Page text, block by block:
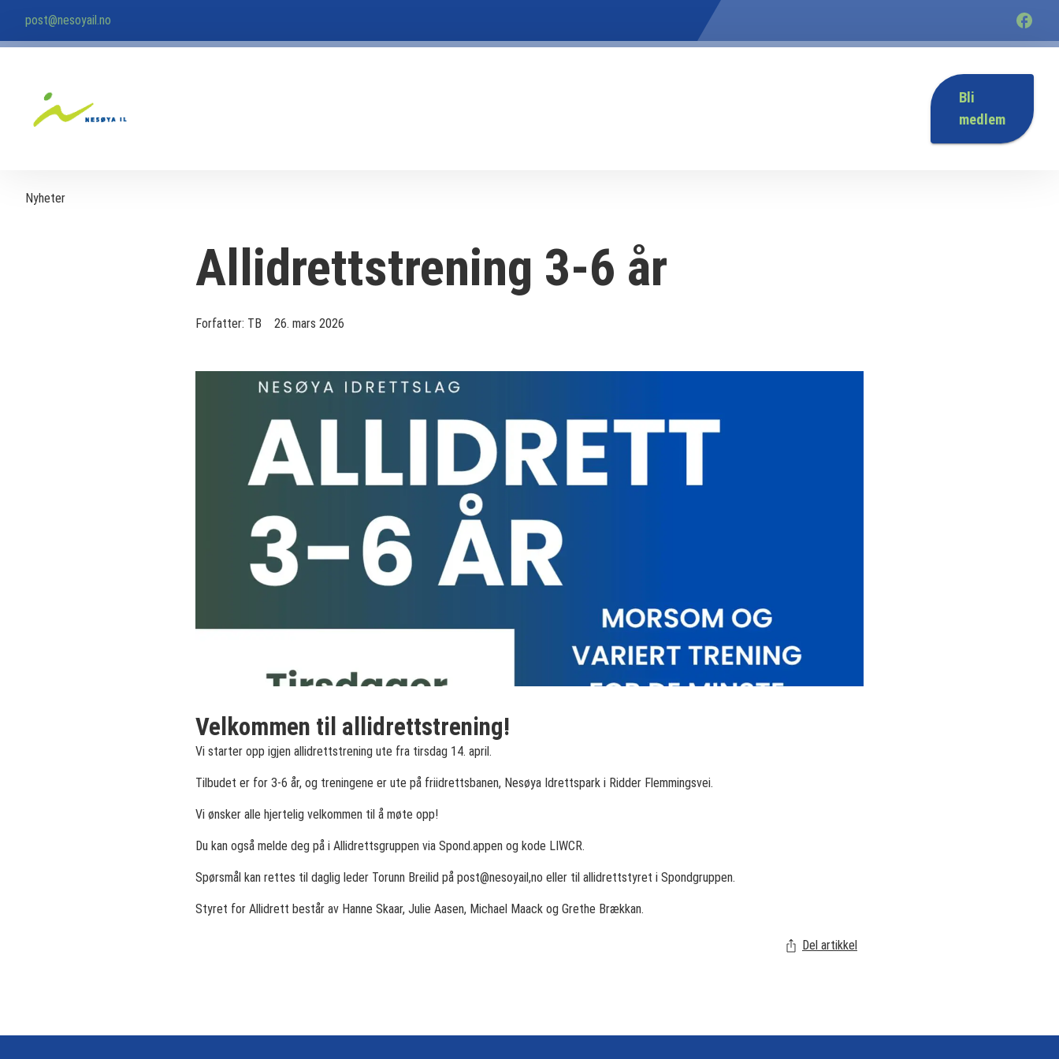
post@nesoyail.no
Bli
medlem
Nyheter
Allidrettstrening 3-6 år
Forfatter: TB 26. mars 2026
Velkommen til allidrettstrening!
Vi starter opp igjen allidrettstrening ute fra tirsdag 14. april.
Tilbudet er for 3-6 år, og treningene er ute på friidrettsbanen, Nesøya Idrettspark i Ridder Flemmingsvei.
Vi ønsker alle hjertelig velkommen til å møte opp!
Du kan også melde deg på i Allidrettsgruppen via Spond.appen og kode LIWCR.
Spørsmål kan rettes til daglig leder Torunn Breilid på post@nesoyail,no eller til allidrettstyret i Spondgruppen.
Styret for Allidrett består av Hanne Skaar, Julie Aasen, Michael Maack og Grethe Brækkan.
Del artikkel